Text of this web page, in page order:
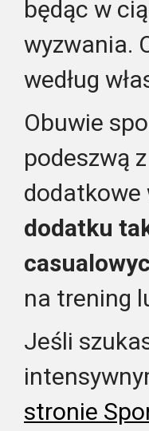
będąc w
wyzwania.
według
Obuwie
podeszwą
dodatku
na trening
Jeśli
stronie